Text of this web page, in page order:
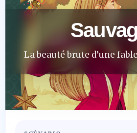
La beauté brute d’une